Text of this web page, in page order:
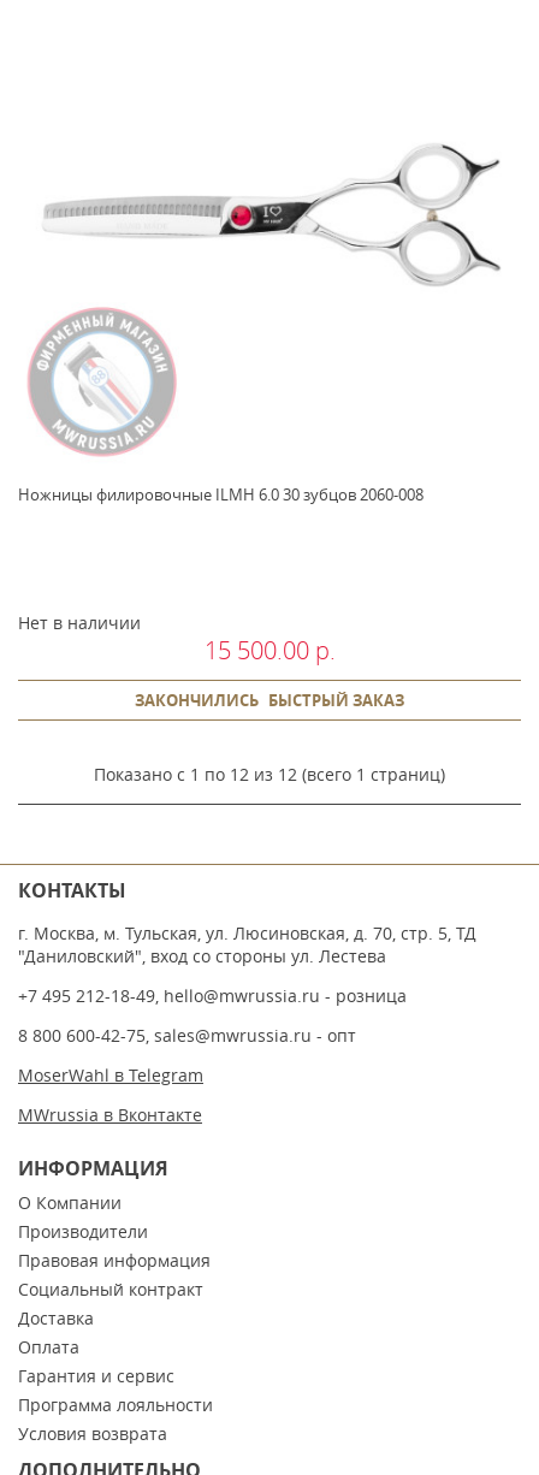
Ножницы филировочные ILMH 6.0 30 зубцов 2060-008
Нет в наличии
15 500.00 р.
ЗАКОНЧИЛИСЬ БЫСТРЫЙ ЗАКАЗ
Показано с 1 по 12 из 12 (всего 1 страниц)
КОНТАКТЫ
г. Москва, м. Тульская, ул. Люсиновская, д. 70, стр. 5, ТД
"Даниловский", вход со стороны ул. Лестева
+7 495 212-18-49, hello@mwrussia.ru - розница
8 800 600-42-75, sales@mwrussia.ru - опт
MoserWahl в Telegram
MWrussia в Вконтакте
ИНФОРМАЦИЯ
О Компании
Производители
Правовая информация
Социальный контракт
Доставка
Оплата
Гарантия и сервис
Программа лояльности
Условия возврата